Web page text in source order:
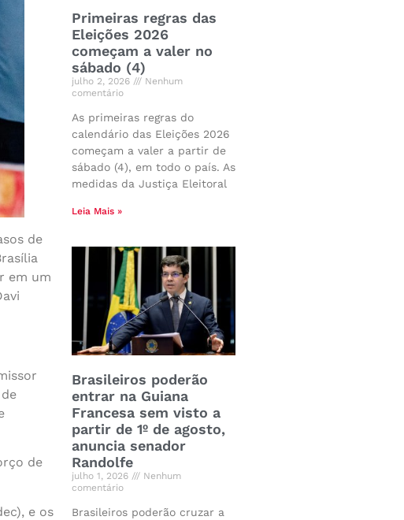
de
em um
de
e os
Primeiras regras das
Eleições 2026
começam a valer no
sábado (4)
julho 2, 2026
Nenhum
comentário
As primeiras regras do
calendário das Eleições 2026
começam a valer a partir de
sábado (4), em todo o país. As
medidas da Justiça Eleitoral
Leia Mais »
Brasileiros poderão
entrar na Guiana
Francesa sem visto a
partir de 1º de agosto,
anuncia senador
Randolfe
julho 1, 2026
Nenhum
comentário
Brasileiros poderão cruzar a